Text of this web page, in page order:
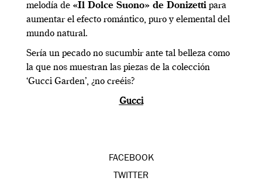
melodía de «Il Dolce Suono» de Donizetti para
aumentar el efecto romántico, puro y elemental del
mundo natural.
Sería un pecado no sucumbir ante tal belleza como
la que nos muestran las piezas de la colección
‘Gucci Garden’, ¿no creéis?
Gucci
FACEBOOK
TWITTER